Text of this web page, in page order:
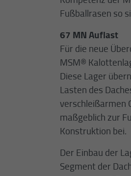
Fußballrasen so
67 MN Auflast
Für die neue
MSM®
Diese Lager
Lasten des
verschleißarmen
maßgeblich zur
Konstruktion bei.
Der Einbau der
Segment der